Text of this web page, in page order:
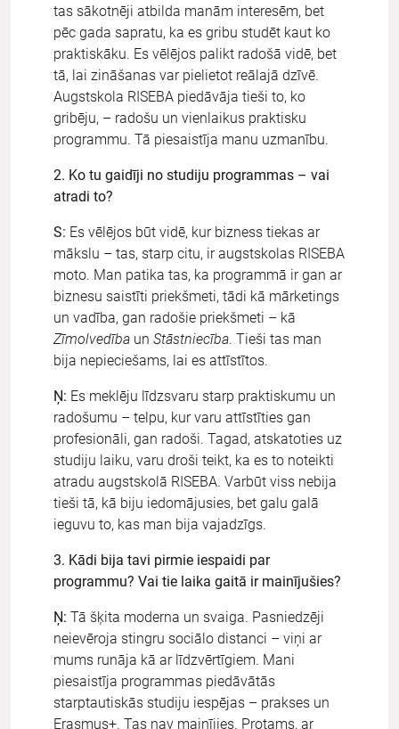
tas sākotnēji atbilda manām interesēm, bet
pēc gada sapratu, ka es gribu studēt kaut ko
praktiskāku. Es vēlējos palikt radošā vidē, bet
tā, lai zināšanas var pielietot reālajā dzīvē.
Augstskola RISEBA piedāvāja tieši to, ko
gribēju, – radošu un vienlaikus praktisku
programmu. Tā piesaistīja manu uzmanību.
2. Ko tu gaidīji no studiju programmas – vai
atradi to?
S: Es vēlējos būt vidē, kur bizness tiekas ar
mākslu – tas, starp citu, ir augstskolas RISEBA
moto. Man patika tas, ka programmā ir gan ar
biznesu saistīti priekšmeti, tādi kā mārketings
un vadība, gan radošie priekšmeti – kā
Zīmolvedība un Stāstniecība. Tieši tas man
bija nepieciešams, lai es attīstītos.
Ņ: Es meklēju līdzsvaru starp praktiskumu un
radošumu – telpu, kur varu attīstīties gan
profesionāli, gan radoši. Tagad, atskatoties uz
studiju laiku, varu droši teikt, ka es to noteikti
atradu augstskolā RISEBA. Varbūt viss nebija
tieši tā, kā biju iedomājusies, bet galu galā
ieguvu to, kas man bija vajadzīgs.
3. Kādi bija tavi pirmie iespaidi par
programmu? Vai tie laika gaitā ir mainījušies?
Ņ: Tā šķita moderna un svaiga. Pasniedzēji
neievēroja stingru sociālo distanci – viņi ar
mums runāja kā ar līdzvērtīgiem. Mani
piesaistīja programmas piedāvātās
starptautiskās studiju iespējas – prakses un
Erasmus+. Tas nav mainījies. Protams, ar